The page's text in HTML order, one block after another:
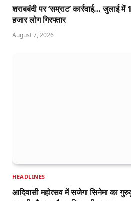
शराबबंदी पर ‘सम्राट’ कार्रवाई… जुलाई
हजार लोग गिरफ्तार
August 7, 2026
HEADLINES
आदिवासी महोत्सव में सजेगा सिनेमा का